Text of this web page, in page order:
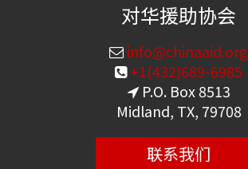
对华援助协会
info@chinaaid.org
+1(432)689-6985
P.O. Box 8513
Midland, TX, 79708
联系我们